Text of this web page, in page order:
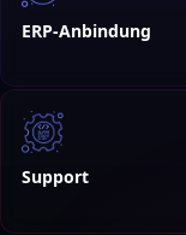
ERP-Anbindung
Support